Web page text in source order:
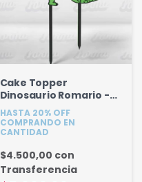
Cake Topper
Dinosaurio Romario -
Pequeño Pez 18 cm
HASTA 20% OFF
COMPRANDO EN
CANTIDAD
$4.500,00 con
Transferencia